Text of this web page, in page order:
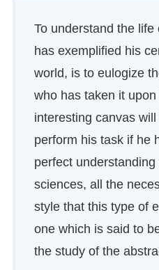
To understand the
has exemplified his
world, is to eulogize
who has taken it
interesting canvas
perform his task if he
perfect
sciences, all the
style that this type of
one which is said to
the study of the